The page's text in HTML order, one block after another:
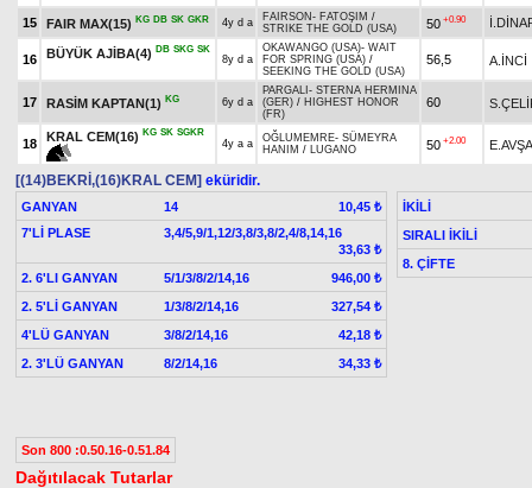
15 FAIR MAX(15) KG DB SK GKR 4y d a FAIRSON - FATOŞIM /
STRIKE THE GOLD (USA)
50 +0.90
16 BÜYÜK AJİBA(4) DB SKG SK
8y d a
OKAWANGO (USA)- WAIT
FOR SPRING (USA) /
SEEKING THE GOLD (USA)
56,5 A.İNCİ
17 RASİM KAPTAN(1) KG 6y d a
PARGALI - STERNA HERMINA
(GER) / HIGHEST HONOR
(FR)
60
18
KRAL CEM(16) KG SK SGKR
4y a a OĞLUMEMRE- SÜMEYRA
HANIM / LUGANO 50 +2.00
[(14)BEKRİ,(16)KRAL CEM] eküridir.
GANYAN 14
10,45 ₺
7'Lİ PLASE
3,4/5,9/1,12/3,8/3,8/2,4/8,14,16
33,63 ₺
2. 6'LI GANYAN
5/1/3/8/2/14,16
946,00 ₺
2. 5'Lİ GANYAN
1/3/8/2/14,16
327,54 ₺
4'LÜ GANYAN
3/8/2/14,16
42,18 ₺
2. 3'LÜ GANYAN
8/2/14,16 34,33 ₺
İKİLİ
SIRALI İKİLİ
8. ÇİFTE
Son 800 :0.50.16-0.51.84
Dağıtılacak Tutarlar